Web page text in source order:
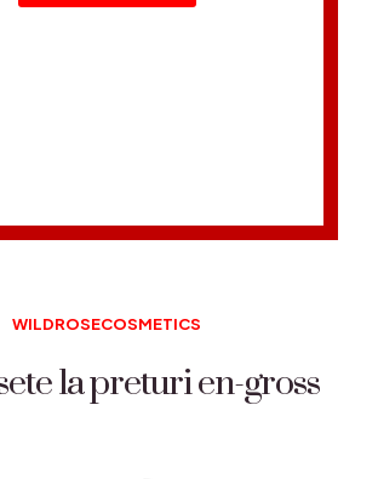
WILDROSECOSMETICS
la preturi en-gross